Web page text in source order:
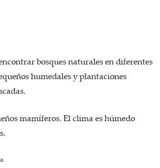
bosques naturales en diferentes
humedales y plantaciones
mamíferos. El clima es húmedo